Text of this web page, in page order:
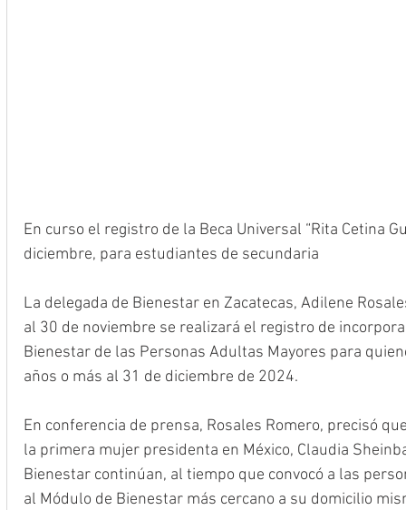
En curso el registro de la Beca Universal “Rita Cetina
diciembre, para estudiantes de secundaria
La delegada de Bienestar en Zacatecas, Adilene
al 30 de noviembre se realizará el registro de
Bienestar de las Personas Adultas Mayores para
años o más al 31 de diciembre de 2024.
En conferencia de prensa, Rosales Romero, precisó
la primera mujer presidenta en México, Claudia
Bienestar continúan, al tiempo que convocó a las
al Módulo de Bienestar más cercano a su domicilio